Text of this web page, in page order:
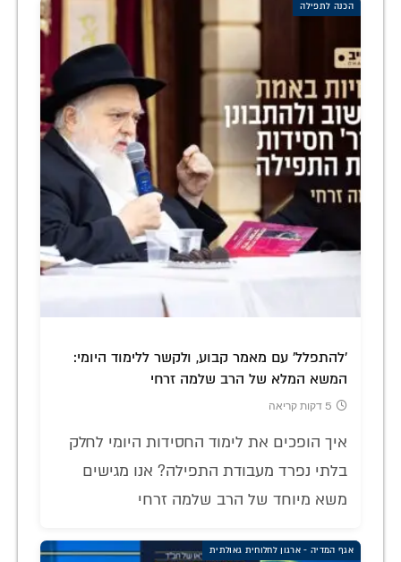
הכנה לתפילה
'להתפלל' עם מאמר קבוע, ולקשר ללימוד היומי:
המשא המלא של הרב שלמה זרחי
5 דקות קריאה
איך הופכים את לימוד החסידות היומי לחלק
בלתי נפרד מעבודת התפילה? אנו מגישים
משא מיוחד של הרב שלמה זרחי
אגף המדיה - ארגון לחלוחית גאולתית